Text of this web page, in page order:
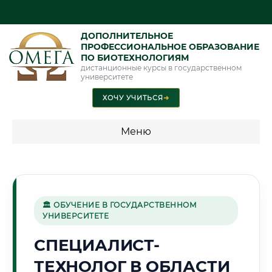
ДОПОЛНИТЕЛЬНОЕ
ПРОФЕССИОНАЛЬНОЕ ОБРАЗОВАНИЕ
ПО БИОТЕХНОЛОГИЯМ
дистанционные курсы в государственном
университете
ХОЧУ УЧИТЬСЯ➜
Меню
🏔️
Г. АБАКАН
🏛 ОБУЧЕНИЕ В ГОСУДАРСТВЕННОМ
УНИВЕРСИТЕТЕ
СПЕЦИАЛИСТ-
ТЕХНОЛОГ В ОБЛАСТИ